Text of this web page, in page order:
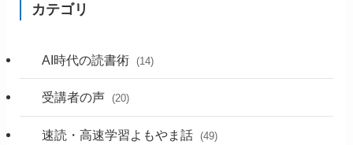
カテゴリ
AI時代の読書術 (14)
受講者の声 (20)
速読・高速学習よもやま話 (49)